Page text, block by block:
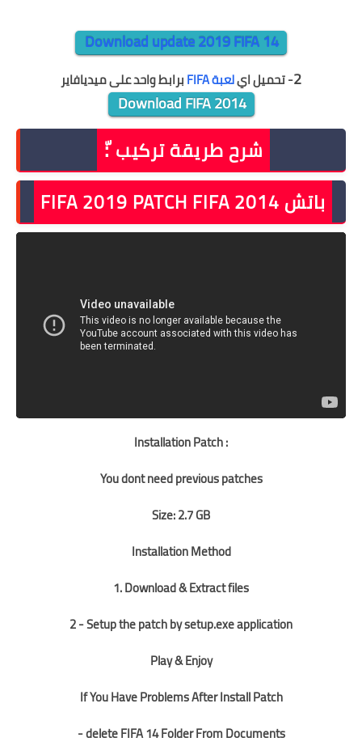
Download update 2019 FIFA 14
2- تحميل ايلعبةFIFAبرابط واحد على ميديافاير
Download FIFA 2014
شرح طريقة تركيب :ّ
باتش FIFA 2019 PATCH FIFA 2014
Installation Patch :
You dont need previous patches
Size: 2.7 GB
Installation Method
1. Download & Extract files
2 - Setup the patch by setup.exe application
Play & Enjoy
If You Have Problems After Install Patch
- delete FIFA 14 Folder From Documents